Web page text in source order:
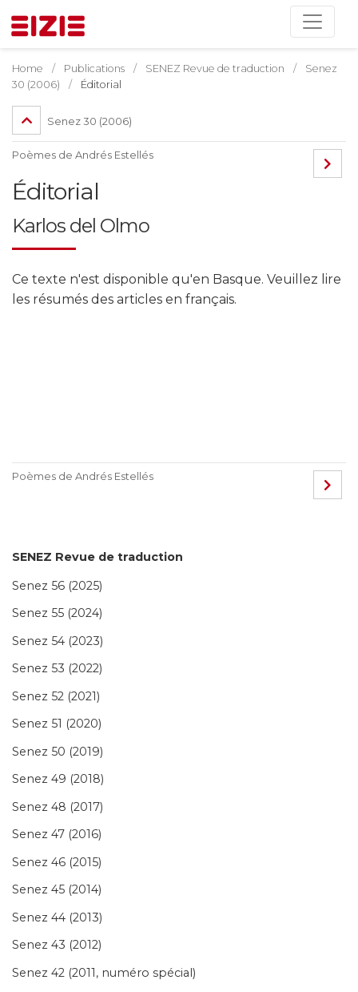
SENEZ Revue de traduction
Senez 56 (2025)
Senez 55 (2024)
Senez 54 (2023)
Senez 53 (2022)
Senez 52 (2021)
Senez 51 (2020)
Senez 50 (2019)
Senez 49 (2018)
Senez 48 (2017)
Senez 47 (2016)
Senez 46 (2015)
Senez 45 (2014)
Senez 44 (2013)
Senez 43 (2012)
Senez 42 (2011, numéro spécial)
Home Publications SENEZ Revue de traduction
Senez
30 (2006)
Éditorial
Senez 30 (2006)
Poèmes de Andrés Estellés
Éditorial
Karlos del Olmo
Ce texte n'est disponible qu'en Basque. Veuillez lire
les résumés des articles en français.
Poèmes de Andrés Estellés